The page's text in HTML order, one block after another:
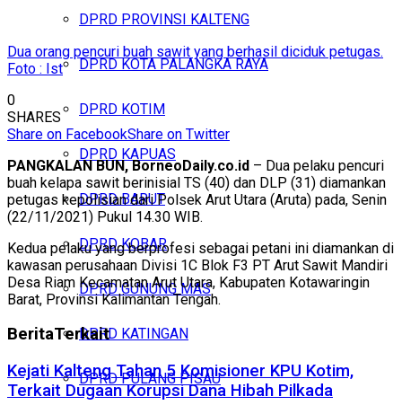
DPRD PROVINSI KALTENG
DPRD KOTA PALANGKA RAYA
DPRD KOTIM
DPRD KAPUAS
DPRD BARUT
DPRD KOBAR
DPRD GUNUNG MAS
DPRD KATINGAN
DPRD PULANG PISAU
Dua orang pencuri buah sawit yang berhasil diciduk petugas.
Foto : Ist
0
SHARES
Share on FacebookShare on Twitter
PANGKALAN BUN, BorneoDaily.co.id – Dua pelaku pencuri
buah kelapa sawit berinisial TS (40) dan DLP (31) diamankan
petugas kepolisian dari Polsek Arut Utara (Aruta) pada, Senin
(22/11/2021) Pukul 14.30 WIB.
Kedua pelaku yang berprofesi sebagai petani ini diamankan di
kawasan perusahaan Divisi 1C Blok F3 PT Arut Sawit Mandiri
Desa Riam Kecamatan Arut Utara, Kabupaten Kotawaringin
Barat, Provinsi Kalimantan Tengah.
BeritaTerkait
Kejati Kalteng Tahan 5 Komisioner KPU Kotim,
Terkait Dugaan Korupsi Dana Hibah Pilkada